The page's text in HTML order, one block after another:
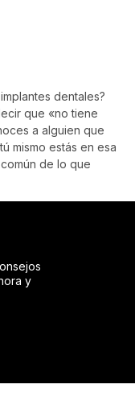
dentales?
que «no tiene
a alguien que
mismo estás en esa
de lo que
y